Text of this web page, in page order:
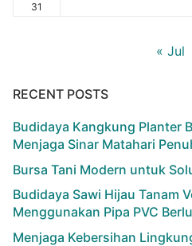
31
« Jul
RECENT POSTS
Budidaya Kangkung Planter
Menjaga Sinar Matahari
Bursa Tani Modern untuk
Budidaya Sawi Hijau Tanam
Menggunakan Pipa PVC
Menjaga Kebersihan